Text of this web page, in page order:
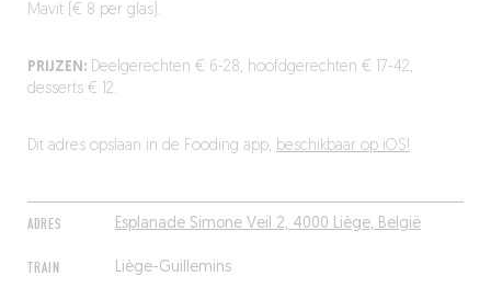
ADRES Esplanade Simone Veil 2, 4000 Liège, België
TRAIN Liège-Guillemins
Mavit( € 8 per glas).
PRIJZEN:Deelgerechten € 6-28, hoofdgerechten € 17-42,
desserts € 12.
Dit adres opslaan in de Fooding app, beschikbaar op iOS!